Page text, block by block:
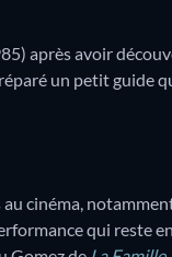
après avoir
un petit guide
cinéma,
qui reste